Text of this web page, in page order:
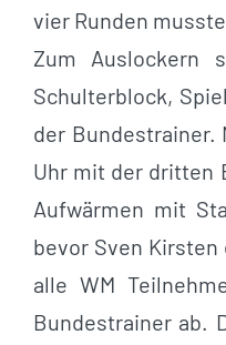
vier Runden
Zum Auslockern
Schulterblock,
der Bundestrainer.
Uhr mit der dritten
Aufwärmen mit
bevor Sven
alle WM
Bundestrainer ab.